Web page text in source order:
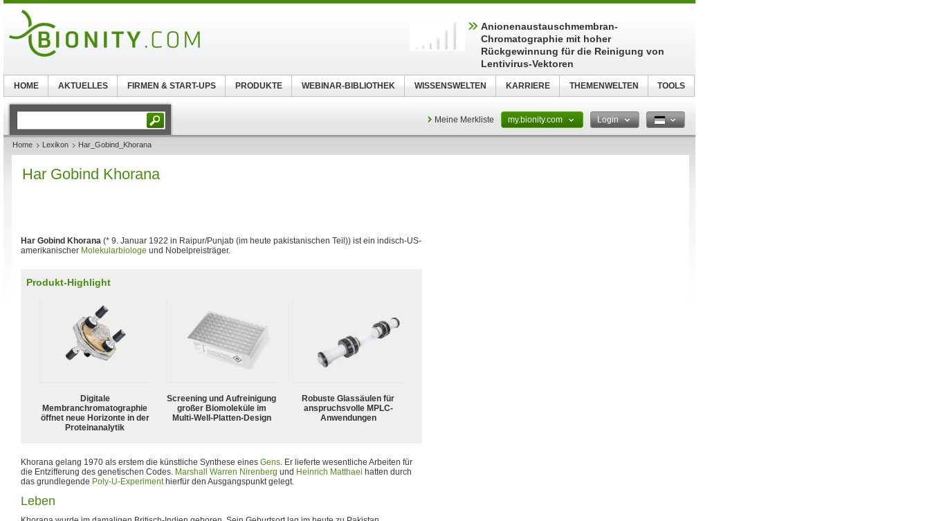
Meine Merkliste my.bionity.com Login
Home Lexikon Har_Gobind_Khorana
Har Gobind Khorana
Har Gobind Khorana (* 9. Januar 1922 in Raipur/Punjab (im heute pakistanischen Teil)) ist ein indisch-US-
amerikanischer Molekularbiologe und Nobelpreisträger.
Produkt-Highlight
Digitale
Membranchromatographie
öffnet neue Horizonte in der
Proteinanalytik
Screening und Aufreinigung
großer Biomoleküle im
Multi-Well-Platten-Design
Robuste Glassäulen für
anspruchsvolle MPLC-
Anwendungen
Khorana gelang 1970 als erstem die künstliche Synthese eines Gens. Er lieferte wesentliche Arbeiten für
die Entzifferung des genetischen Codes. Marshall Warren Nirenberg und Heinrich Matthaei hatten durch
das grundlegende Poly-U-Experimenthierfür den Ausgangspunkt gelegt.
Leben
Anionenaustauschmembran-
Chromatographie mit hoher
Rückgewinnung für die Reinigung von
Lentivirus-Vektoren
HOME AKTUELLES FIRMEN & START-UPS PRODUKTE WEBINAR-BIBLIOTHEK WISSENSWELTEN KARRIERE THEMENWELTEN TOOLS